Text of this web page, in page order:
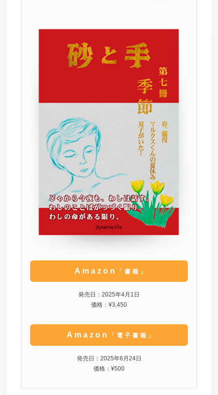
Amazon 「書籍」
発売日：2025年4月1日
価格：¥3,450
Amazon 「電子書籍」
発売日：2025年6月24日
価格：¥500